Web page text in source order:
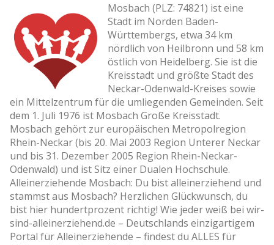
Mosbach (PLZ: 74821) ist eine
Stadt im Norden Baden-
Württembergs, etwa 34 km
nördlich von Heilbronn und 58 km
östlich von Heidelberg. Sie ist die
Kreisstadt und größte Stadt des
Neckar-Odenwald-Kreises sowie
ein Mittelzentrum für die umliegenden Gemeinden. Seit
dem 1. Juli 1976 ist Mosbach Große Kreisstadt.
Mosbach gehört zur europäischen Metropolregion
Rhein-Neckar (bis 20. Mai 2003 Region Unterer Neckar
und bis 31. Dezember 2005 Region Rhein-Neckar-
Odenwald) und ist Sitz einer Dualen Hochschule.
Alleinerziehende Mosbach: Du bist alleinerziehend und
stammst aus Mosbach? Herzlichen Glückwunsch, du
bist hier hundertprozent richtig! Wie jeder weiß bei wir-
sind-alleinerziehend.de – Deutschlands einzigartigem
Portal für Alleinerziehende – findest du ALLES für